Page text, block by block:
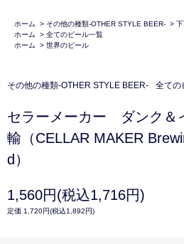
ホーム > その他の種類-OTHER STYLE BEER- >
ホーム
> 全てのビール一覧
ホーム
> 世界のビール
その他の種類-OTHER STYLE BEER- 全ての
セラーメーカー ダンク
輸（CELLAR MAKER
d）
1,560円(税込1,716円)
定価 1,720円(税込1,892円)